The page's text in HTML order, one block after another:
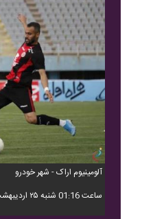
آلومینیوم اراک - شهر خودرو
ساعت 01:16 شنبه ۲۵ اردیبهشت ۱۴۰۰